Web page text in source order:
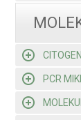
PCR